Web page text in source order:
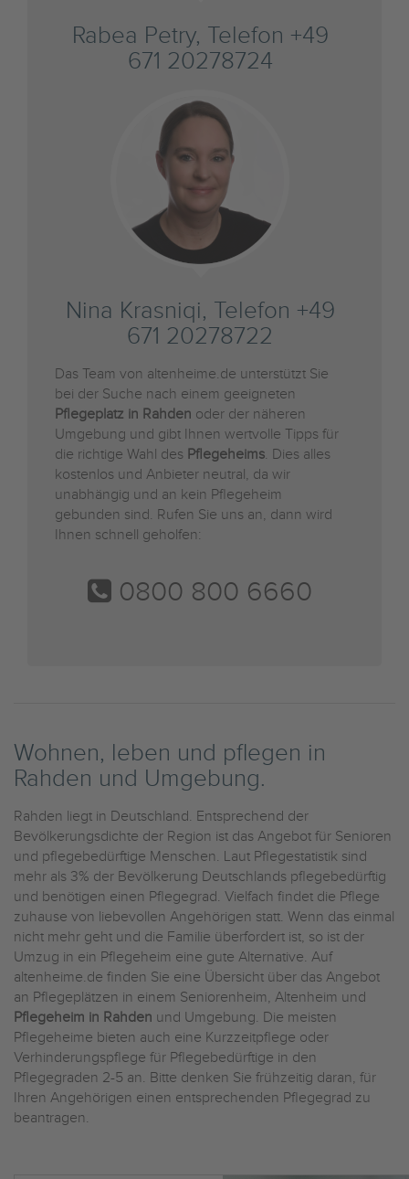
Rabea Petry, Telefon +49
671 20278724
Nina Krasniqi, Telefon +49
671 20278722
Das Team von altenheime.de unterstützt Sie
bei der Suche nach einem geeigneten
Pflegeplatz in Rahden oder der näheren
Umgebung und gibt Ihnen wertvolle Tipps für
die richtige Wahl des Pflegeheims. Dies alles
kostenlos und Anbieter neutral, da wir
unabhängig und an kein Pflegeheim
gebunden sind. Rufen Sie uns an, dann wird
Ihnen schnell geholfen:
0800 800 6660
Wohnen, leben und pflegen in
Rahden und Umgebung.
Rahden liegt in Deutschland. Entsprechend der
Bevölkerungsdichte der Region ist das Angebot für Senioren
und pflegebedürftige Menschen. Laut Pflegestatistik sind
mehr als 3% der Bevölkerung Deutschlands pflegebedürftig
und benötigen einen Pflegegrad. Vielfach findet die Pflege
zuhause von liebevollen Angehörigen statt. Wenn das einmal
nicht mehr geht und die Familie überfordert ist, so ist der
Umzug in ein Pflegeheim eine gute Alternative. Auf
altenheime.de finden Sie eine Übersicht über das Angebot
an Pflegeplätzen in einem Seniorenheim, Altenheim und
Pflegeheim in Rahden und Umgebung. Die meisten
Pflegeheime bieten auch eine Kurzzeitpflege oder
Verhinderungspflege für Pflegebedürftige in den
Pflegegraden 2-5 an. Bitte denken Sie frühzeitig daran, für
Ihren Angehörigen einen entsprechenden Pflegegrad zu
beantragen.